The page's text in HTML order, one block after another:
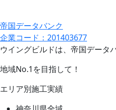
帝国データバンク
企業コード：201403677
ウイングビルドは、帝国データ
地域No.1を目指して！
エリア別施工実績